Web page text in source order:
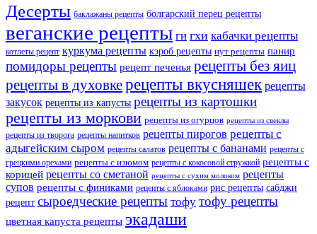
Десерты баклажаны рецепты болгарский перец рецепты
веганские рецепты ги гхи кабачки рецепты
котлеты рецепт куркума рецепты кэроб рецепты нут рецепты панир
помидоры рецепты рецепт печенья рецепты без яиц
рецепты в духовкерецепты вкусняшек рецепты
закусок рецепты из капусты рецепты из картошки
рецепты из моркови рецепты из огурцов рецепты из свеклы
рецепты из творога рецепты напитков рецепты пирогов рецепты с
адыгейским сыром рецепты салатов рецепты с бананами рецепты с
грецкими орехами рецепты с изюмом рецепты с кокосовой стружкой рецепты с
корицей рецепты со сметаной рецепты с сухим молоком рецепты
супов рецепты с финиками рецепты с яблоками рис рецепты сабджи
рецепт сыроедческие рецепты тофу тофу рецепты
цветная капуста рецепты экадаши